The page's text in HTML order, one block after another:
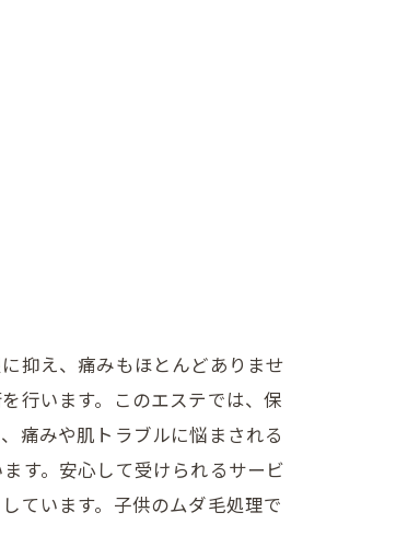
抑え、痛みもほとんどありませ
行います。このエステでは、保
痛みや肌トラブルに悩まされる
す。安心して受けられるサービ
ています。子供のムダ毛処理で